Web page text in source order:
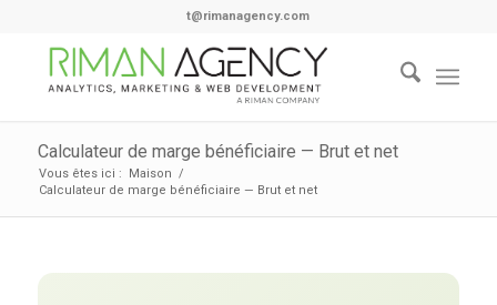
t@rimanagency.com
Calculateur de marge bénéficiaire — Brut et net
Vous êtes ici : Maison /
Calculateur de marge bénéficiaire — Brut et net